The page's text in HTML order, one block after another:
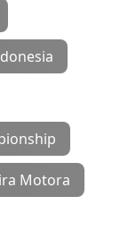
Motora